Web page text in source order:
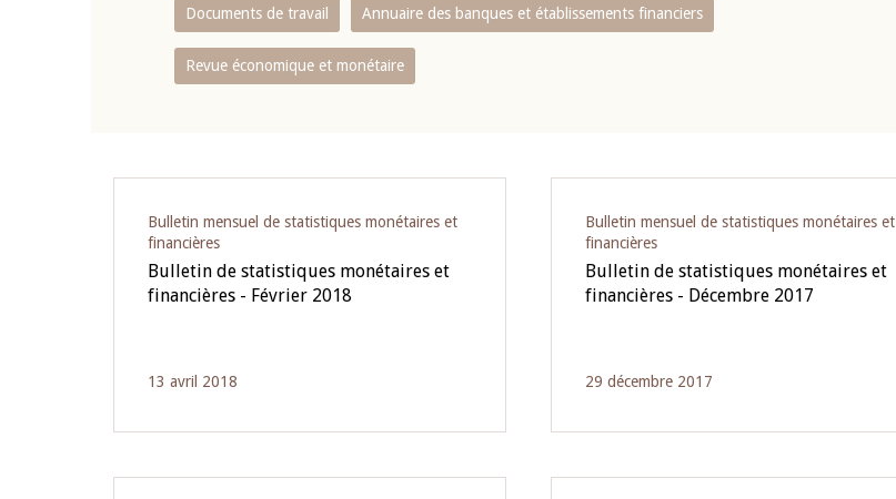
Documents de travail Annuaire des banques et établissements financiers
Revue économique et monétaire
Bulletin mensuel de statistiques monétaires et
financières
Bulletin de statistiques monétaires et
financières - Février 2018
13 avril 2018
Bulletin mensuel de statistiques monétaires et
financières
Bulletin de statistiques monétaires et
financières - Décembre 2017
29 décembre 2017